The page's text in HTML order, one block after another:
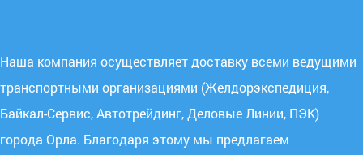
Наша компания осуществляет доставку всеми ведущими
транспортными организациями (Желдорэкспедиция,
Байкал-Сервис, Автотрейдинг, Деловые Линии, ПЭК)
города Орла. Благодаря этому мы предлагаем